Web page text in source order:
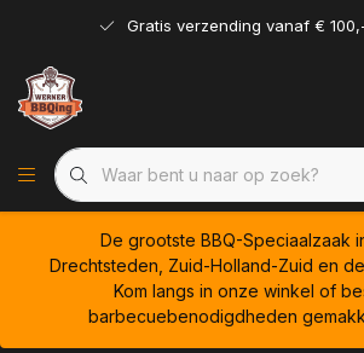
Gratis verzending vanaf €
De grootste BBQ-Speciaalzaak
Drechtsteden, Zuid-Holland-Zuid en
Kom langs in onze winkel of
barbecuebenodigdheden